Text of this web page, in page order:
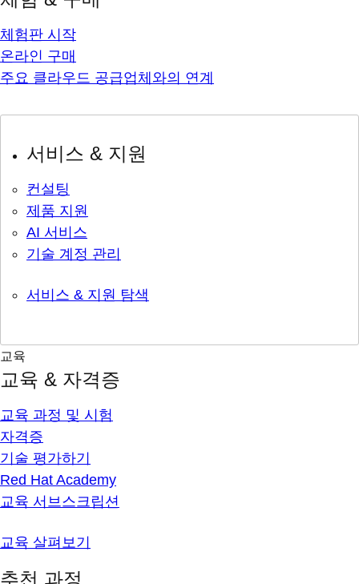
체험판 시작
온라인 구매
주요 클라우드 공급업체와의 연계
서비스 & 지원
컨설팅
제품 지원
AI 서비스
기술 계정 관리
서비스 & 지원 탐색
교육
교육 & 자격증
교육 과정 및 시험
자격증
기술 평가하기
Red Hat Academy
교육 서브스크립션
교육 살펴보기
추천 과정